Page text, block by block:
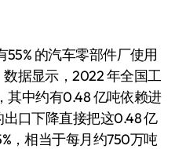
的汽车零部件厂使用
据显示，2022 年全国工
其中约有0.48 亿吨依赖进
口下降直接把这0.48 亿
，相当于每月约750万吨